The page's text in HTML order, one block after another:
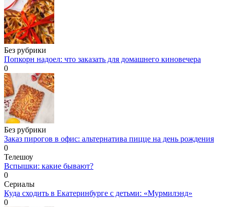
Без рубрики
Попкорн надоел: что заказать для домашнего киновечера
0
Без рубрики
Заказ пирогов в офис: альтернатива пицце на день рождения
0
Телешоу
Вспышки: какие бывают?
0
Сериалы
Куда сходить в Екатеринбурге с детьми: «Мурмилэнд»
0